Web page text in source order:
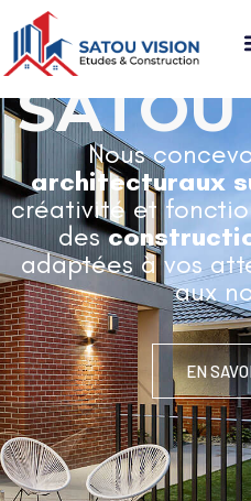
ARCHITECTURE &
Nous
architecturaux
créativité et
des
adaptées à vos
aux
EN